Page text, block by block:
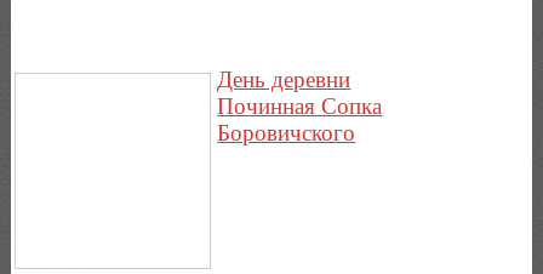
День деревни
Починная Сопка
Боровичского